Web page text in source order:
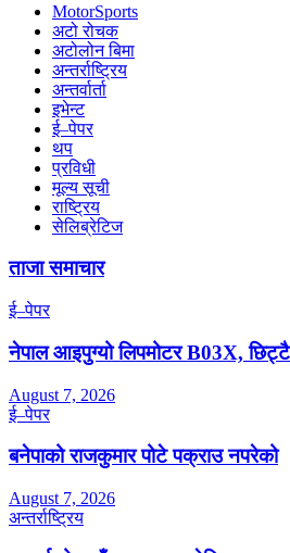
MotorSports
अटो रोचक
अटोलोन बिमा
अन्तर्राष्ट्रिय
अन्तर्वार्ता
इभेन्ट
ई–पेपर
थप
प्रविधी
मूल्य सूची
राष्ट्रिय
सेलिब्रेटिज
ताजा समाचार
ई–पेपर
नेपाल आइपुग्यो लिपमोटर B03X,
August 7, 2026
ई–पेपर
बनेपाको राजकुमार पोटे पक्राउ नपरेको
August 7, 2026
अन्तर्राष्ट्रिय